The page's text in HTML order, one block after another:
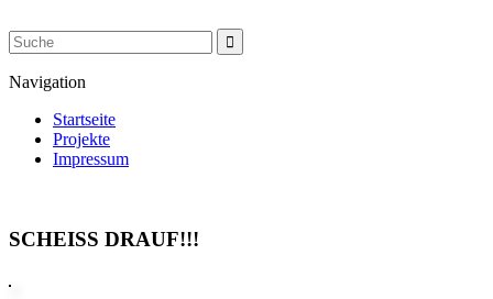
Navigation
Startseite
Projekte
Impressum
SCHEISS DRAUF!!!